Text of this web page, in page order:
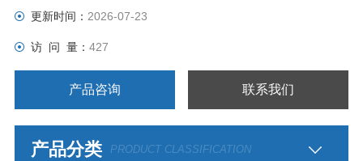
更新时间： 2026-07-23
访 问 量： 427
产品咨询 联系我们
产品分类 PRODUCT CLASSIFICATION